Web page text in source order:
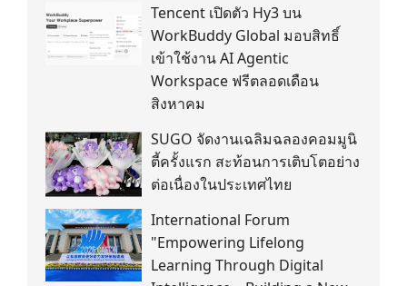
Tencent เปิดตัว Hy3 บน
WorkBuddy Global มอบสิทธิ์
เข้าใช้งาน AI Agentic
Workspace ฟรีตลอดเดือน
สิงหาคม
SUGO จัดงานเฉลิมฉลองคอมมูนิ
ตี้ครั้งแรก สะท้อนการเติบโตอย่าง
ต่อเนื่องในประเทศไทย
International Forum
"Empowering Lifelong
Learning Through Digital